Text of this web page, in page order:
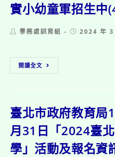
實小幼童軍招生
Post學務處訓育組
Post2024 年 3
閱讀全文
實
小
招
生
中
(4/8-
4/12)
臺北市政府教育局
月31日「2024臺
學」活動及報名資